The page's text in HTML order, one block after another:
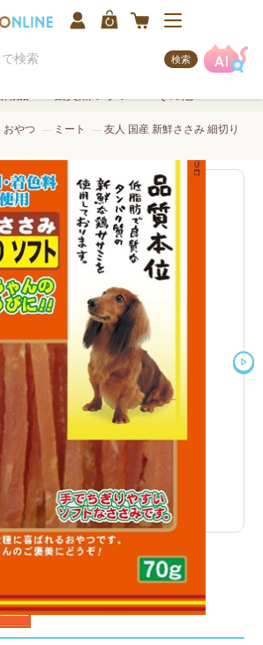
検索
おやつ ミート
友人 国産 新鮮ささみ 細切り